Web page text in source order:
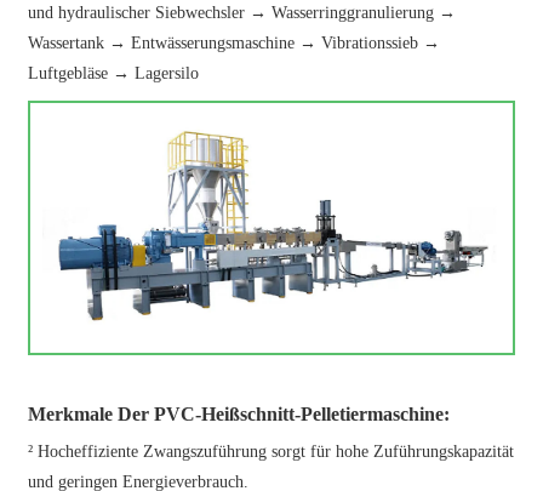
und hydraulischer Siebwechsler → Wasserringgranulierung →
Wassertank → Entwässerungsmaschine → Vibrationssieb →
Luftgebläse → Lagersilo
Merkmale Der PVC-Heißschnitt-Pelletiermaschine:
² Hocheffiziente Zwangszuführung sorgt für hohe Zuführungskapazität
und geringen Energieverbrauch.